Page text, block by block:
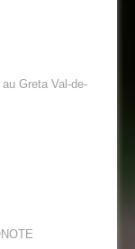
Greta Val-de-